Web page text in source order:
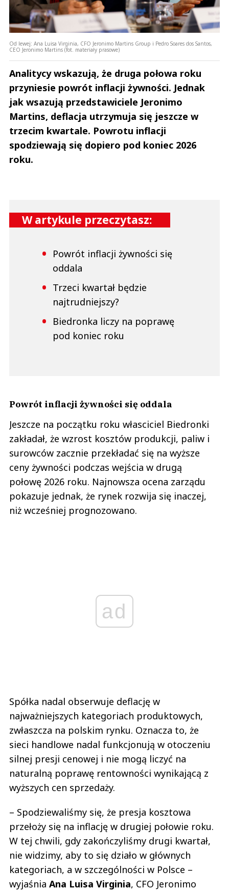
Od lewej: Ana Luisa Virginia, CFO Jeronimo Martins Group i Pedro Soares dos Santos,
CEO Jeronimo Martins (fot. materiały prasowe)
Analitycy wskazują, że druga połowa roku
przyniesie powrót inflacji żywności. Jednak
jak wsazują przedstawiciele Jeronimo
Martins, deflacja utrzymuja się jeszcze w
trzecim kwartale. Powrotu inflacji
spodziewają się dopiero pod koniec 2026
roku.
W artykule przeczytasz:
Powrót inflacji żywności się
oddala
Trzeci kwartał będzie
najtrudniejszy?
Biedronka liczy na poprawę
pod koniec roku
Powrót inflacji żywności się oddala
Jeszcze na początku roku własciciel Biedronki
zakładał, że wzrost kosztów produkcji, paliw i
surowców zacznie przekładać się na wyższe
ceny żywności podczas wejścia w drugą
połowę 2026 roku. Najnowsza ocena zarządu
pokazuje jednak, że rynek rozwija się inaczej,
niż wcześniej prognozowano.
ad
Spółka nadal obserwuje deflację w
najważniejszych kategoriach produktowych,
zwłaszcza na polskim rynku. Oznacza to, że
sieci handlowe nadal funkcjonują w otoczeniu
silnej presji cenowej i nie mogą liczyć na
naturalną poprawę rentowności wynikającą z
wyższych cen sprzedaży.
– Spodziewaliśmy się, że presja kosztowa
przełoży się na inflację w drugiej połowie roku.
W tej chwili, gdy zakończyliśmy drugi kwartał,
nie widzimy, aby to się działo w głównych
kategoriach, a w szczególności w Polsce –
wyjaśnia Ana Luisa Virginia, CFO Jeronimo